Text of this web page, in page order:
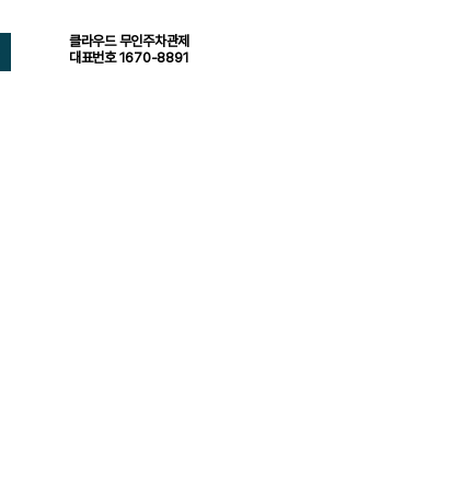
클라우드 무인주차관제
대표번호 1670-8891